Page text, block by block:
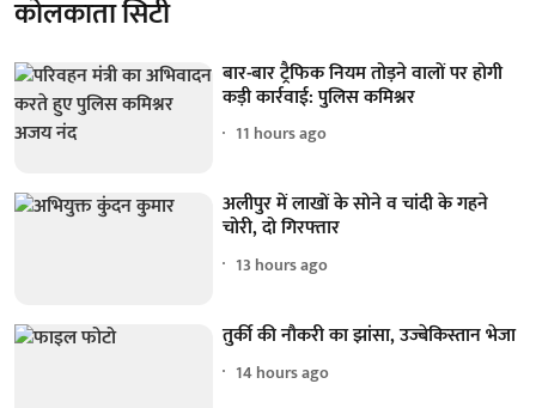
कोलकाता सिटी
बार-बार ट्रैफिक नियम तोड़ने वालों पर होगी
कड़ी कार्रवाई: पुलिस कमिश्नर
11 hours ago
अलीपुर में लाखों के सोने व चांदी के गहने
चोरी, दो गिरफ्तार
13 hours ago
तुर्की की नौकरी का झांसा, उज्बेकिस्तान भेजा
14 hours ago